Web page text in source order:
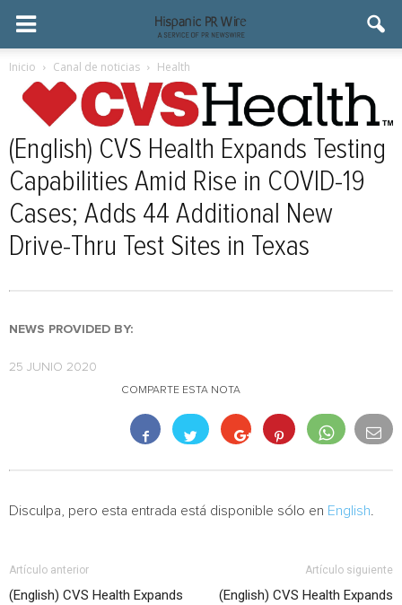
Inicio Canal de noticias Health
(English) CVS Health Expands Testing
Capabilities Amid Rise in COVID-19
Cases; Adds 44 Additional New
Drive-Thru Test Sites in Texas
NEWS PROVIDED BY:
25 JUNIO 2020
COMPARTE ESTA NOTA
Disculpa, pero esta entrada está disponible sólo en English
Artículo anterior
(English) CVS Health Expands
Artículo siguiente
(English) CVS Health Expands